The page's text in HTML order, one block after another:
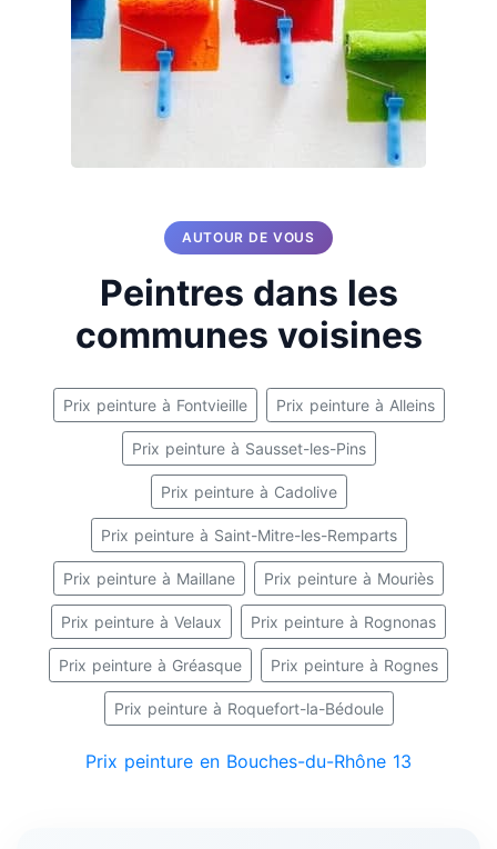
AUTOUR DE VOUS
Peintres dans les
communes voisines
Prix peinture à Fontvieille Prix peinture à Alleins
Prix peinture à Sausset-les-Pins
Prix peinture à Cadolive
Prix peinture à Saint-Mitre-les-Remparts
Prix peinture à Maillane Prix peinture à Mouriès
Prix peinture à Velaux Prix peinture à Rognonas
Prix peinture à Gréasque Prix peinture à Rognes
Prix peinture à Roquefort-la-Bédoule
Prix peinture en Bouches-du-Rhône 13